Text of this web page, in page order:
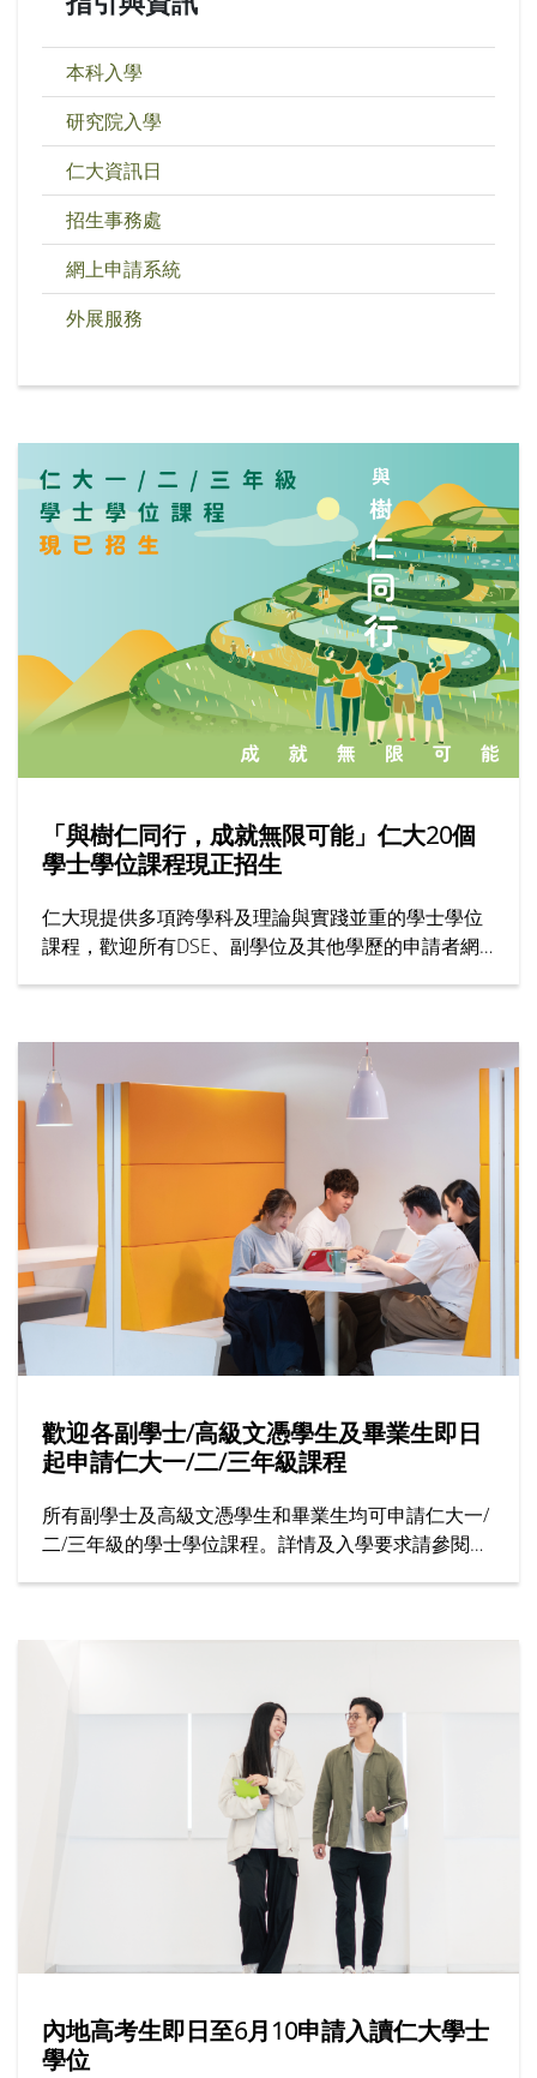
本科入學
研究院入學
仁大資訊日
招生事務處
網上申請系統
外展服務
「與樹仁同行，成就無限可能」仁大20個
學士學位課程現正招生
仁大現提供多項跨學科及理論與實踐並重的學士學位
課程，歡迎所有DSE、副學位及其他學歷的申請者網
歡迎各副學士/高級文憑學生及畢業生即日
起申請仁大一/二/三年級課程
所有副學士及高級文憑學生和畢業生均可申請仁大一/
二/三年級的學士學位課程。詳情及入學要求請參閱招
內地高考生即日至6月10申請入讀仁大學士
學位